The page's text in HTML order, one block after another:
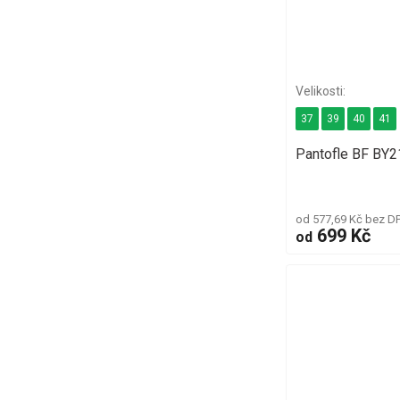
Pantofle BF
od 577,69 Kč bez
od 699 Kč
37 39 40 41